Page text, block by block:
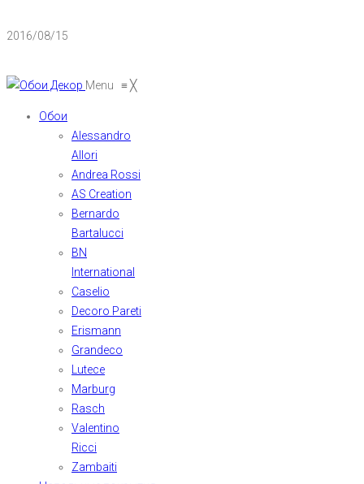
2016/08/15
Menu ≡╳
Обои
Alessandro
Allori
Andrea Rossi
AS Creation
Bernardo
Bartalucci
BN
International
Caselio
Decoro Pareti
Erismann
Grandeco
Lutece
Marburg
Rasch
Valentino
Ricci
Zambaiti